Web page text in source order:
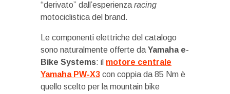
“derivato” dall’esperienza racing
motociclistica del brand.
Le componenti elettriche del catalogo
sono naturalmente offerte da Yamaha e-
Bike Systems: il motore centrale
Yamaha PW-X3 con coppia da 85 Nm è
quello scelto per la mountain bike